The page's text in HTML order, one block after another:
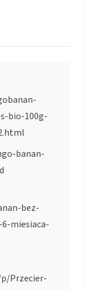
bio-100g-
banan-
bez-
miesiaca-
Przecier-